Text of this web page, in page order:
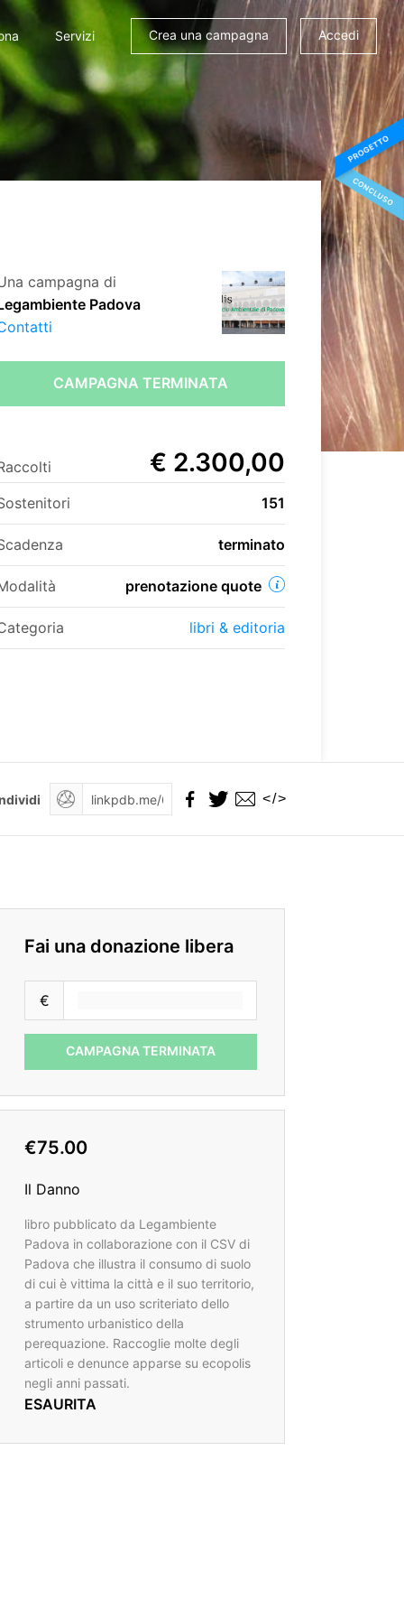
Servizi Crea una campagna Accedi
campagna di
Padova
CAMPAGNA TERMINATA
€ 2.300,00
151
terminato
prenotazione quote
libri & editoria
</>
Fai una donazione libera
€
CAMPAGNA TERMINATA
€75.00
Il Danno
libro pubblicato da Legambiente
Padova in collaborazione con il CSV di
Padova che illustra il consumo di suolo
di cui è vittima la città e il suo territorio,
a partire da un uso scriteriato dello
strumento urbanistico della
perequazione. Raccoglie molte degli
articoli e denunce apparse su ecopolis
negli anni passati.
ESAURITA